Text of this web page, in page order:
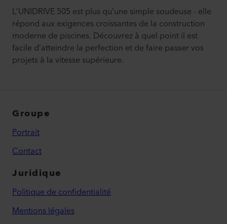
L’UNIDRIVE 505 est plus qu’une simple soudeuse - elle
répond aux exigences croissantes de la construction
moderne de piscines. Découvrez à quel point il est
facile d’atteindre la perfection et de faire passer vos
projets à la vitesse supérieure.
Groupe
Portrait
Contact
Juridique
Politique de confidentialité
Mentions légales